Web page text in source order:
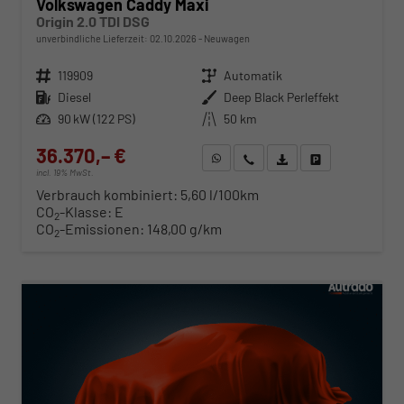
Volkswagen Caddy Maxi
Origin 2.0 TDI DSG
unverbindliche Lieferzeit: 02.10.2026 Neuwagen
Fahrzeugnr. 119909 Getriebe Automatik
Kraftstoff Diesel Außenfarbe Deep Black Perleffekt
Leistung 90 kW (122 PS) Kilometerstand 50 km
36.370,– €
incl. 19% MwSt.
WhatsApp anfragen
Wir rufen Sie anFahrzeugexposé (PDF)
Verbrauch kombiniert: 5,60 l/100km
CO2-Klasse: E
CO2-Emissionen: 148,00 g/km